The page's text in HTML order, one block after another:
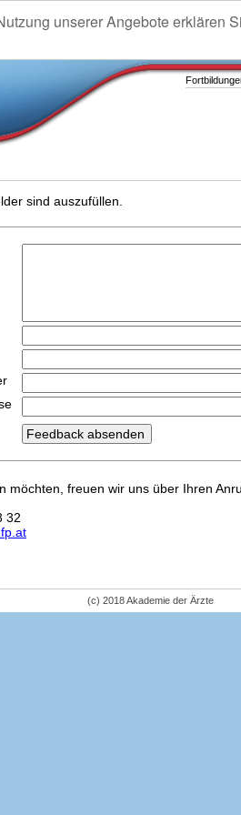
unserer Angebote erklären
sind auszufüllen.
möchten, freuen wir uns über Ihren
32
(c) 2018 Akademie der Ärzte